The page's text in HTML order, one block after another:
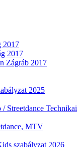
2017
2017
Zágráb 2017
2025
Streetdance Technikai
MTV
szabályzat 2026